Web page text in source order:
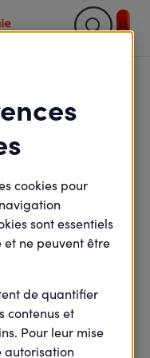

: merci
!
lecture
à compter.
à contribuer à
cookies pour
sont essentiels
ne peuvent être
de quantifier
contenus et
Pour leur mise
autorisation